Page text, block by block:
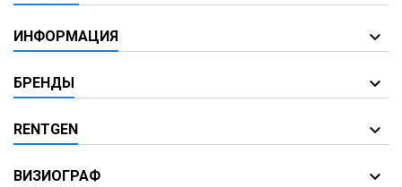
ИНФОРМАЦИЯ
БРЕНДЫ
RENTGEN
ВИЗИОГРАФ